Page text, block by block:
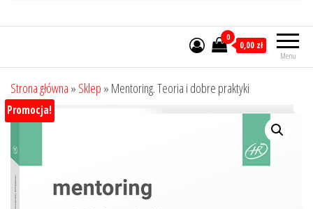
Menu
0
0,00 zł
Strona główna » Sklep » Mentoring. Teoria i dobre praktyki
Promocja!